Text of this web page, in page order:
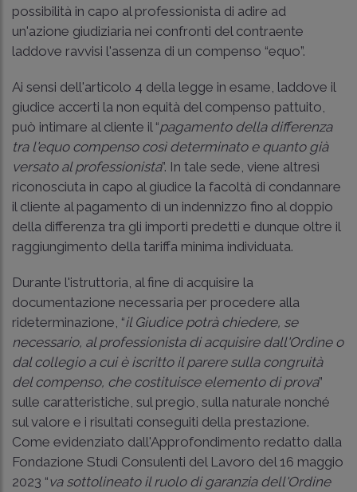
possibilità in capo al professionista di adire ad
un'azione giudiziaria nei confronti del contraente
laddove ravvisi l'assenza di un compenso “equo”.
Ai sensi dell'articolo 4 della legge in esame, laddove il
giudice accerti la non equità del compenso pattuito,
può intimare al cliente il “pagamento della differenza
tra l'equo compenso così determinato e quanto già
versato al professionista”. In tale sede, viene altresì
riconosciuta in capo al giudice la facoltà di condannare
il cliente al pagamento di un indennizzo fino al doppio
della differenza tra gli importi predetti e dunque oltre il
raggiungimento della tariffa minima individuata.
Durante l'istruttoria, al fine di acquisire la
documentazione necessaria per procedere alla
rideterminazione, “il Giudice potrà chiedere, se
necessario, al professionista di acquisire dall'Ordine o
dal collegio a cui è iscritto il parere sulla congruità
del compenso, che costituisce elemento di prova”
sulle caratteristiche, sul pregio, sulla naturale nonché
sul valore e i risultati conseguiti della prestazione.
Come evidenziato dall'Approfondimento redatto dalla
Fondazione Studi Consulenti del Lavoro del 16 maggio
2023 “va sottolineato il ruolo di garanzia dell'Ordine